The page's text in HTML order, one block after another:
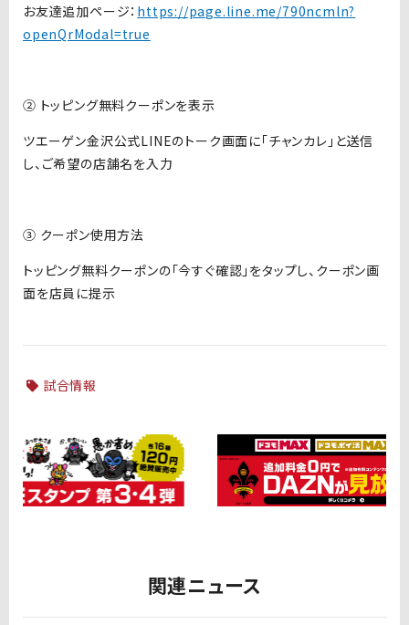
お友達追加ページ： https://page.line.me/790ncmln?
openQrModal=true
② トッピング無料クーポンを表示
ツエーゲン金沢公式LINEのトーク画面に「チャンカレ」と送信
し、ご希望の店舗名を入力
③ クーポン使用方法
トッピング無料クーポンの「今すぐ確認」をタップし、クーポン画
面を店員に提示
試合情報
関連ニュース